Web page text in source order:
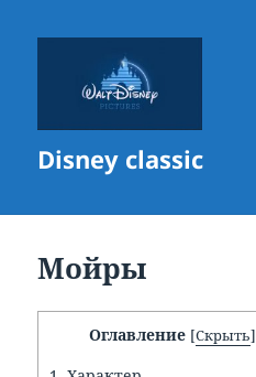
Disney classic
Мойры
Оглавление [Скрыть]